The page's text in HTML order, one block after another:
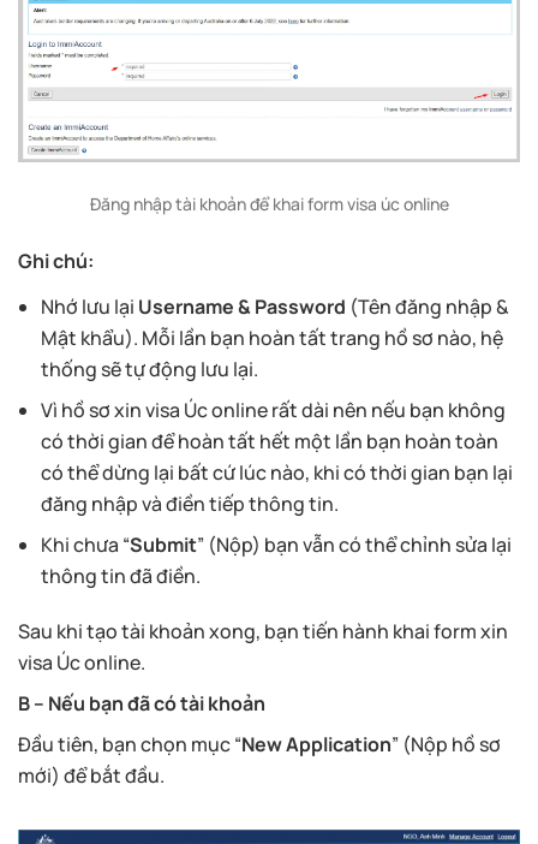
Đăng nhập tài khoản để khai form visa úc online
Ghi chú:
Nhớ lưu lại Username & Password (Tên đăng nhập &
Mật khẩu). Mỗi lần bạn hoàn tất trang hồ sơ nào, hệ
thống sẽ tự động lưu lại.
Vì hồ sơ xin visa Úc online rất dài nên nếu bạn không
có thời gian để hoàn tất hết một lần bạn hoàn toàn
có thể dừng lại bất cứ lúc nào, khi có thời gian bạn lại
đăng nhập và điền tiếp thông tin.
Khi chưa “Submit” (Nộp) bạn vẫn có thể chỉnh sửa lại
thông tin đã điền.
Sau khi tạo tài khoản xong, bạn tiến hành khai form xin
visa Úc online.
B – Nếu bạn đã có tài khoản
Đầu tiên, bạn chọn mục “New Application” (Nộp hồ sơ
mới) để bắt đầu.